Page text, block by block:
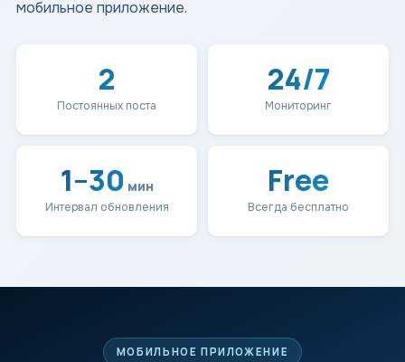
мобильное приложение.
2
Постоянных поста
24/7
Мониторинг
1–30 мин
Интервал обновления
Free
Всегда бесплатно
МОБИЛЬНОЕ ПРИЛОЖЕНИЕ